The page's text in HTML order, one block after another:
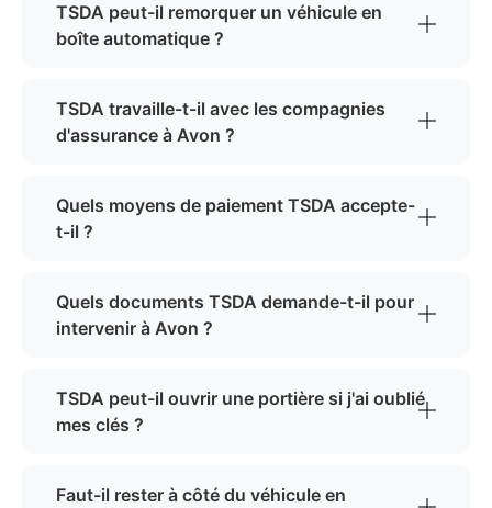
TSDA peut-il remorquer un véhicule en
boîte automatique ?
TSDA travaille-t-il avec les compagnies
d'assurance à Avon ?
Quels moyens de paiement TSDA accepte-
t-il ?
Quels documents TSDA demande-t-il pour
intervenir à Avon ?
TSDA peut-il ouvrir une portière si j'ai oublié
mes clés ?
Faut-il rester à côté du véhicule en